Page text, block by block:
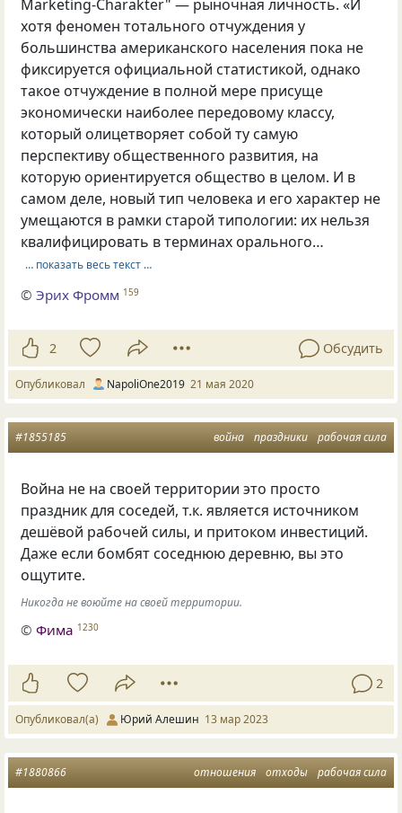
Marketing-Charakter" — рыночная личность. «И
хотя феномен тотального отчуждения у
большинства американского населения пока не
фиксируется официальной статистикой, однако
такое отчуждение в полной мере присуще
экономически наиболее передовому классу,
который олицетворяет собой ту самую
перспективу общественного развития, на
которую ориентируется общество в целом. И в
самом деле, новый тип человека и его характер не
умещаются в рамки старой типологии: их нельзя
квалифицировать в терминах орального…
… показать весь текст …
©Эрих Фромм 159
2 Обсудить
Опубликовал NapoliOne2019 21 мая 2020
война праздники рабочая сила
#1855185
Война не на своей территории это просто
праздник для соседей, т.к. является источником
дешёвой рабочей силы, и притоком инвестиций.
Даже если бомбят соседнюю деревню, вы это
ощутите.
Никогда не воюйте на своей территории.
©Фима 1230
2
Опубликовал(а) Юрий Алешин 13 мар 2023
отношения отходы рабочая сила
#1880866